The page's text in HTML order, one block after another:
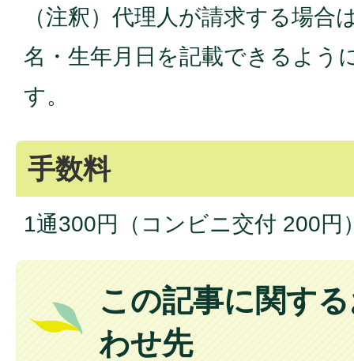
（注釈）代理人が請求する場合
名・生年月日を記載できるよう
す。
手数料
1通300円（コンビニ交付 200円
この記事に関す
わせ先